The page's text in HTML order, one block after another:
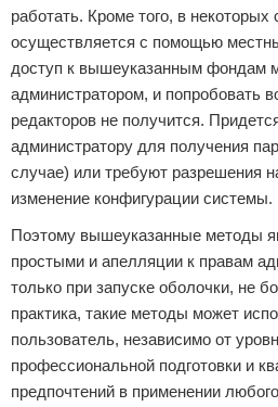
работать. Кроме того, в некоторых
осуществляется с помощью
доступ к вышеуказанным фондам
администратором, и попробовать
редакторов не получится.
администратору для получения
случае) или требуют разрешения
изменение конфигурации системы.
Поэтому вышеуказанные методы
простыми и апелляции к правам
только при запуске оболочки, не
практика, такие методы может
пользователь, независимо от
профессиональной подготовки и
предпочтений в применении